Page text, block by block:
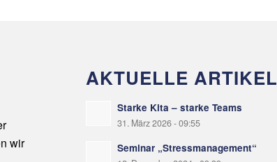
wir
AKTUELLE ARTIKEL
Starke Kita – starke Teams
31. März 2026 - 09:55
Seminar „Stressmanagement“